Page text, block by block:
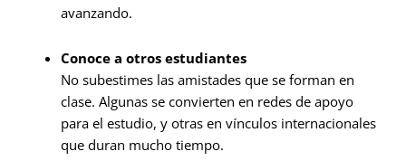
avanzando.
Conoce a otros estudiantes
No subestimes las amistades que se forman en
clase. Algunas se convierten en redes de apoyo
para el estudio, y otras en vínculos internacionales
que duran mucho tiempo.